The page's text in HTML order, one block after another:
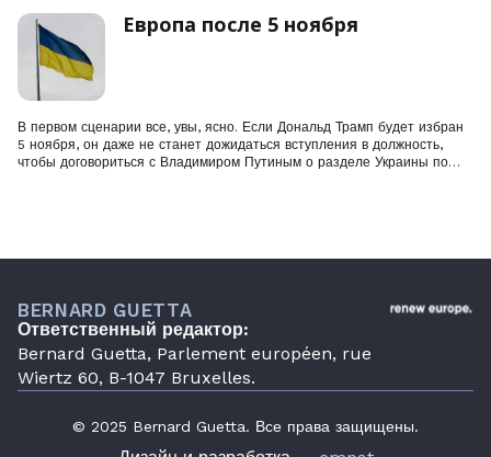
Европа после 5 ноября
В первом сценарии все, увы, ясно. Если Дональд Трамп будет избран
5 ноября, он даже не станет дожидаться вступления в должность,
чтобы договориться с Владимиром Путиным о разделе Украины по
BERNARD GUETTA
Ответственный редактор:
Bernard Guetta, Parlement européen, rue
Wiertz 60, B-1047 Bruxelles.
© 2025 Bernard Guetta. Все права защищены.